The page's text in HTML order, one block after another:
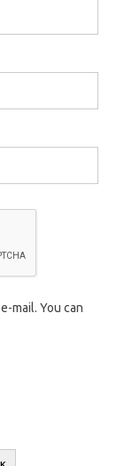
mail. You can